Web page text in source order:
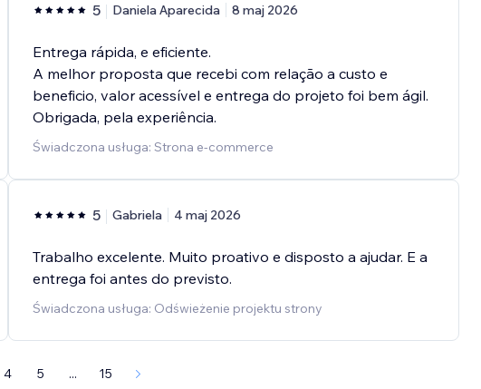
5 Daniela Aparecida 8 maj 2026
Entrega rápida, e eficiente.
A melhor proposta que recebi com relação a custo e
beneficio, valor acessível e entrega do projeto foi bem ágil.
Obrigada, pela experiência.
Świadczona usługa: Strona e-commerce
5 Gabriela 4 maj 2026
Trabalho excelente. Muito proativo e disposto a ajudar. E a
entrega foi antes do previsto.
Świadczona usługa: Odświeżenie projektu strony
4 5 ... 15